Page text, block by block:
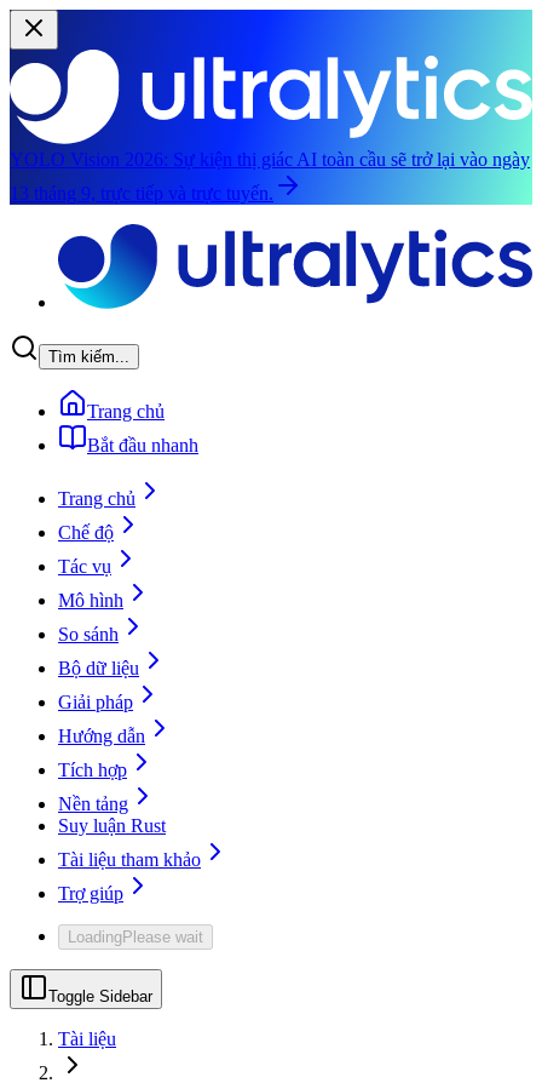
YOLO Vision 2026: Sự kiện thị giác AI toàn cầu sẽ trở lại vào ngày
13 tháng 9, trực tiếp và trực tuyến.
Tìm kiếm...
Trang chủ
Bắt đầu nhanh
Trang chủ
Chế độ
Tác vụ
Mô hình
So sánh
Bộ dữ liệu
Giải pháp
Hướng dẫn
Tích hợp
Nền tảng
Suy luận Rust
Tài liệu tham khảo
Trợ giúp
LoadingPlease wait
Toggle Sidebar
Tài liệu